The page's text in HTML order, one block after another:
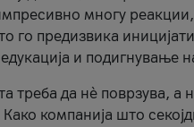
многу
го предизвика
и подигнување
треба да нè поврзува,
Како компанија што